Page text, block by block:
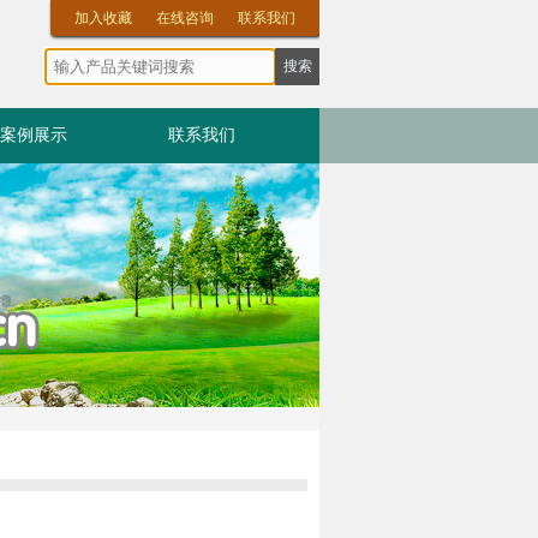
加入收藏 在线咨询 联系我们
案例展示 联系我们